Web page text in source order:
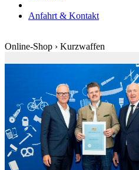
Anfahrt & Kontakt
Online-Shop › Kurzwaffen